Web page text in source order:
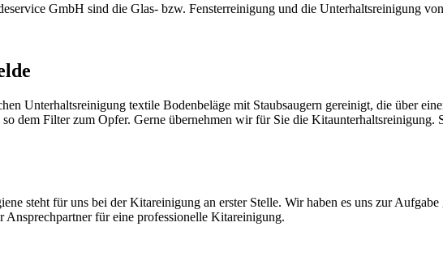
GmbH sind die Glas- bzw. Fensterreinigung und die Unterhaltsreinigung
Unterhaltsreinigung textile Bodenbeläge mit Staubsaugern gereinigt, die über
dem Filter zum Opfer. Gerne übernehmen wir für Sie die
steht für uns bei der Kitareinigung an erster Stelle. Wir haben es uns zur
für eine professionelle Kitareinigung.